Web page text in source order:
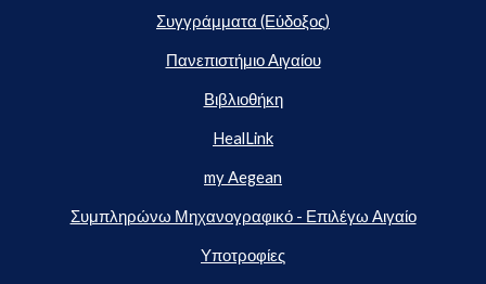
Συγγράμματα (Εύδοξος)
Πανεπιστήμιο Αιγαίου
Βιβλιοθήκη
HealLink
my Aegean
Συμπληρώνω Μηχανογραφικό - Επιλέγω Αιγαίο
Υποτροφίες